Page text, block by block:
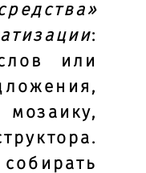
:
или